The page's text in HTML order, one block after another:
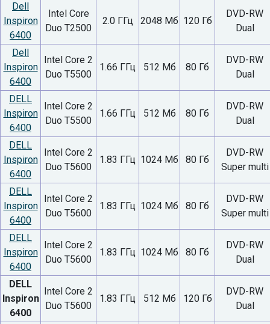
Dell
Inspiron
6400
Intel Core
Duo T2500
2.0 ГГц 2048 Мб 120 Гб
DVD-RW
Dual
Dell
Inspiron
6400
Intel Core 2
Duo T5500
1.66 ГГц 512 Мб 80 Гб
DVD-RW
Dual
DELL
Inspiron
6400
Intel Core 2
Duo T5500
1.66 ГГц 512 Мб 80 Гб
DVD-RW
Dual
DELL
Inspiron
6400
Intel Core 2
Duo T5600
1.83 ГГц 1024 Мб 80 Гб
DVD-RW
Super multi
DELL
Inspiron
6400
Intel Core 2
Duo T5600
1.83 ГГц 1024 Мб 80 Гб
DVD-RW
Super multi
DELL
Inspiron
6400
Intel Core 2
Duo T5600
1.83 ГГц 1024 Мб 80 Гб
DVD-RW
Dual
DELL
Inspiron
6400
Intel Core 2
Duo T5600
1.83 ГГц 512 Мб 120 Гб
DVD-RW
Dual